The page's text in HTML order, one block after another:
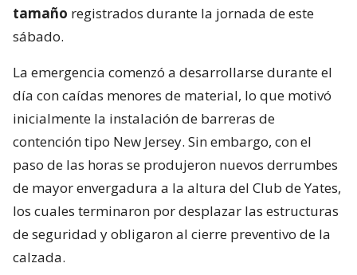
tamaño registrados durante la jornada de este
sábado.
La emergencia comenzó a desarrollarse durante el
día con caídas menores de material, lo que motivó
inicialmente la instalación de barreras de
contención tipo New Jersey. Sin embargo, con el
paso de las horas se produjeron nuevos derrumbes
de mayor envergadura a la altura del Club de Yates,
los cuales terminaron por desplazar las estructuras
de seguridad y obligaron al cierre preventivo de la
calzada.